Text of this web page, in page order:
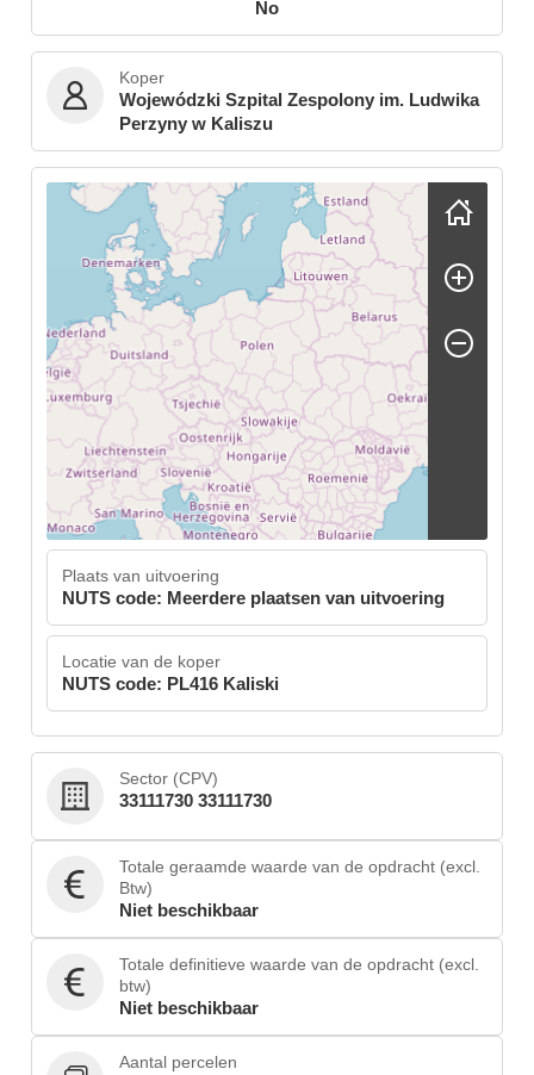
No
Koper
Wojewódzki Szpital Zespolony im. Ludwika
Perzyny w Kaliszu
Skip map
Plaats van uitvoering
NUTS code: Meerdere plaatsen van uitvoering
Locatie van de koper
NUTS code: PL416 Kaliski
Sector (CPV)
33111730 33111730
Totale geraamde waarde van de opdracht (excl.
Btw)
Niet beschikbaar
Totale definitieve waarde van de opdracht (excl.
btw)
Niet beschikbaar
Aantal percelen